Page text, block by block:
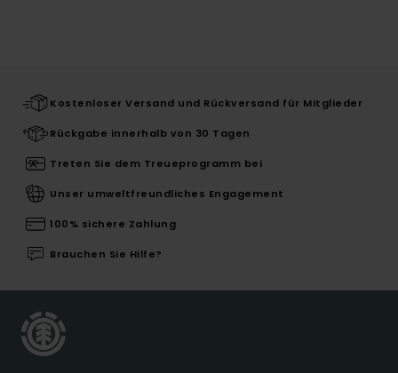
Kostenloser Versand und Rückversand für Mitglieder
Rückgabe innerhalb von 30 Tagen
Treten Sie dem Treueprogramm bei
Unser umweltfreundliches Engagement
100% sichere Zahlung
Brauchen Sie Hilfe?